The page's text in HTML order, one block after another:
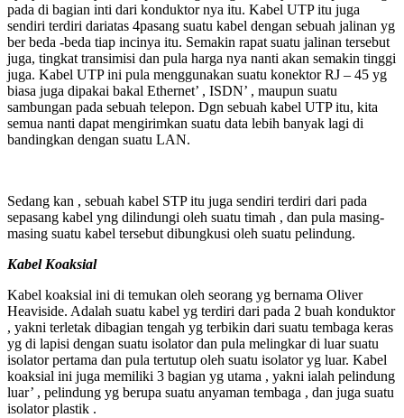
pada di bagian inti dari konduktor nya itu. Kabel UTP itu juga
sendiri terdiri dariatas 4pasang suatu kabel dengan sebuah jalinan yg
ber beda -beda tiap incinya itu. Semakin rapat suatu jalinan tersebut
juga, tingkat transimisi dan pula harga nya nanti akan semakin tinggi
juga. Kabel UTP ini pula menggunakan suatu konektor RJ – 45 yg
biasa juga dipakai bakal Ethernet’ , ISDN’ , maupun suatu
sambungan pada sebuah telepon. Dgn sebuah kabel UTP itu, kita
semua nanti dapat mengirimkan suatu data lebih banyak lagi di
bandingkan dengan suatu LAN.
Sedang kan , sebuah kabel STP itu juga sendiri terdiri dari pada
sepasang kabel yng dilindungi oleh suatu timah , dan pula masing-
masing suatu kabel tersebut dibungkusi oleh suatu pelindung.
Kabel Koaksial
Kabel koaksial ini di temukan oleh seorang yg bernama Oliver
Heaviside. Adalah suatu kabel yg terdiri dari pada 2 buah konduktor
, yakni terletak dibagian tengah yg terbikin dari suatu tembaga keras
yg di lapisi dengan suatu isolator dan pula melingkar di luar suatu
isolator pertama dan pula tertutup oleh suatu isolator yg luar. Kabel
koaksial ini juga memiliki 3 bagian yg utama , yakni ialah pelindung
luar’ , pelindung yg berupa suatu anyaman tembaga , dan juga suatu
isolator plastik .